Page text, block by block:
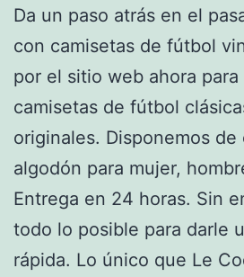
Da un paso atrás en el
con camisetas de fútbol
por el sitio web ahora
camisetas de fútbol
originales. Disponemos de
algodón para mujer,
Entrega en 24 horas. Sin
todo lo posible para darle
rápida. Lo único que Le